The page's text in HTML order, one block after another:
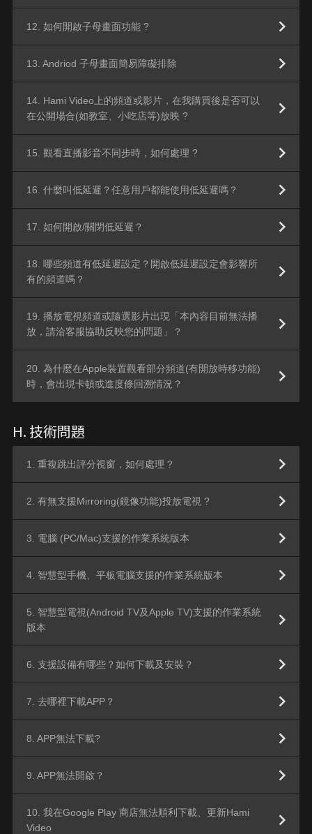
12. 如何開啟子母畫面功能 ?
13. Andriod 子母畫面簡易障礙排除
14. Hami Video上的頻道或影片，在我購買後是否可以
在公開場合(如教室、小吃店等)放映 ?
15. 觀看直播影音不同步時，如何處理 ?
16. 什麼叫低延遲？任意用戶都能使用低延遲嗎？
17. 如何開啟/關閉低延遲？
18. 哪些頻道有低延遲設定？開啟低延遲設定會影響所
有的頻道嗎？
19. 播放電視頻道或隨選影片出現「本內容目前無法播
放，請洽客服協助反映您的問題」？
20. 為什麼在Apple裝置觀看部分頻道(有開放時移功能)
時，會出現卡頓或進度條回溯情況？
H. 技術問題
1. 重複跳出評分視窗，如何處理 ?
2. 有無支援Mirroring(鏡像功能)投放電視 ?
3. 電腦 (PC/Mac)支援的作業系統版本
4. 智慧型手機、平板電腦支援的作業系統版本
5. 智慧型電視(Android TV及Apple TV)支援的作業系統
版本
6. 支援設備有哪些？如何下載及安裝？
7. 去哪裡下載APP？
8. APP無法下載?
9. APP無法開啟？
10. 我在Google Play 商店無法順利下載、更新Hami
Video